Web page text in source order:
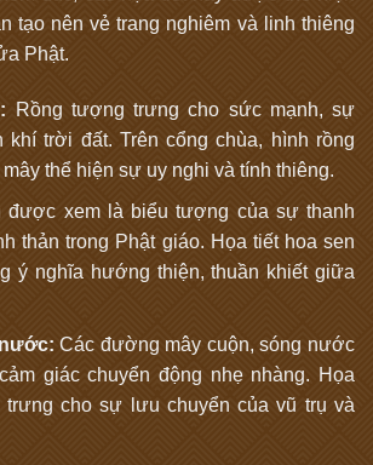
tạo nên vẻ trang nghiêm và linh thiêng
Phật.
Rồng tượng trưng cho sức mạnh, sự
khí trời đất. Trên cổng chùa, hình rồng
thể hiện sự uy nghi và tính thiêng.
được xem là biểu tượng của sự thanh
thản trong Phật giáo. Họa tiết hoa sen
ý nghĩa hướng thiện, thuần khiết giữa
Các đường mây cuộn, sóng nước
giác chuyển động nhẹ nhàng. Họa
cho sự lưu chuyển của vũ trụ và